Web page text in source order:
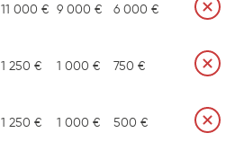
11 000 € 9 000 € 6 000 €
1 250 € 1 000 € 750 €
1 250 € 1 000 € 500 €